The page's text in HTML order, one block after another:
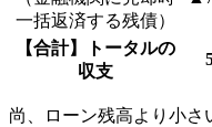
一括返済する残債）
【合計】トータルの
収支
尚、ローン残高より小さ